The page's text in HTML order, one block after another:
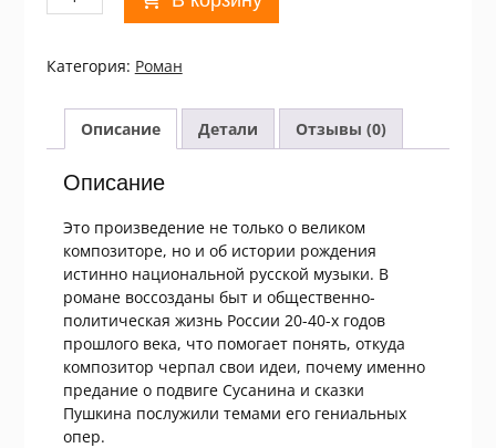
товара
Вадецкий.
Категория: Роман
Описание Детали Отзывы (0)
Описание
Это произведение не только о великом
композиторе, но и об истории рождения
истинно национальной русской музыки. В
романе воссозданы быт и общественно-
политическая жизнь России 20-40-х годов
прошлого века, что помогает понять, откуда
композитор черпал свои идеи, почему именно
предание о подвиге Сусанина и сказки
Пушкина послужили темами его гениальных
опер.